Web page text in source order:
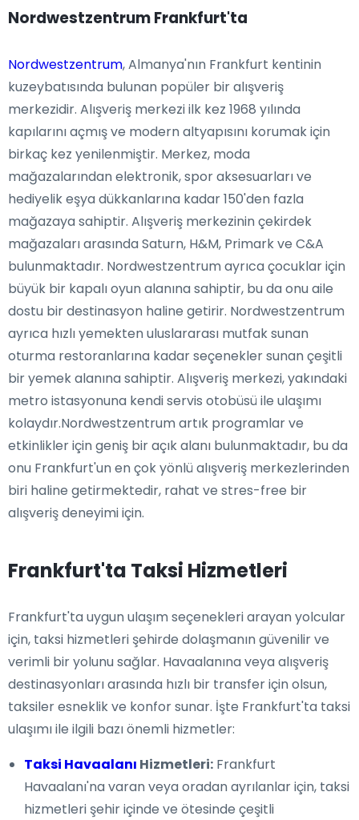
Nordwestzentrum Frankfurt'ta
Nordwestzentrum, Almanya'nın Frankfurt kentinin
kuzeybatısında bulunan popüler bir alışveriş
merkezidir. Alışveriş merkezi ilk kez 1968 yılında
kapılarını açmış ve modern altyapısını korumak için
birkaç kez yenilenmiştir. Merkez, moda
mağazalarından elektronik, spor aksesuarları ve
hediyelik eşya dükkanlarına kadar 150'den fazla
mağazaya sahiptir. Alışveriş merkezinin çekirdek
mağazaları arasında Saturn, H&M, Primark ve C&A
bulunmaktadır. Nordwestzentrum ayrıca çocuklar için
büyük bir kapalı oyun alanına sahiptir, bu da onu aile
dostu bir destinasyon haline getirir. Nordwestzentrum
ayrıca hızlı yemekten uluslararası mutfak sunan
oturma restoranlarına kadar seçenekler sunan çeşitli
bir yemek alanına sahiptir. Alışveriş merkezi, yakındaki
metro istasyonuna kendi servis otobüsü ile ulaşımı
kolaydır.Nordwestzentrum artık programlar ve
etkinlikler için geniş bir açık alanı bulunmaktadır, bu da
onu Frankfurt'un en çok yönlü alışveriş merkezlerinden
biri haline getirmektedir, rahat ve stres-free bir
alışveriş deneyimi için.
Frankfurt'ta Taksi Hizmetleri
Frankfurt'ta uygun ulaşım seçenekleri arayan yolcular
için, taksi hizmetleri şehirde dolaşmanın güvenilir ve
verimli bir yolunu sağlar. Havaalanına veya alışveriş
destinasyonları arasında hızlı bir transfer için olsun,
taksiler esneklik ve konfor sunar. İşte Frankfurt'ta taksi
ulaşımı ile ilgili bazı önemli hizmetler:
Taksi Havaalanı Hizmetleri: Frankfurt
Havaalanı'na varan veya oradan ayrılanlar için, taksi
hizmetleri şehir içinde ve ötesinde çeşitli